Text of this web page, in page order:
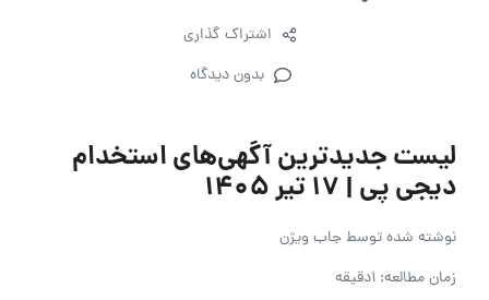
اشتراک گذاری
بدون دیدگاه
لیست جدیدترین آگهی‌های استخدام
دیجی پی | ۱۷ تیر ۱۴۰۵
نوشته شده توسطجاب ویژن
زمان مطالعه: 1دقیقه